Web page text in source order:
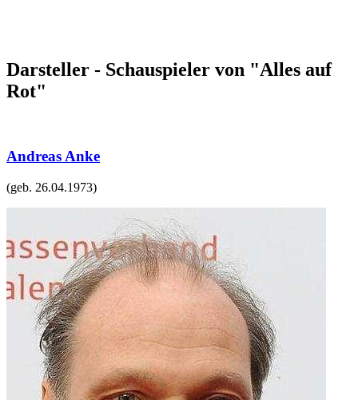
Darsteller - Schauspieler von "Alles auf
Rot"
Andreas Anke
(geb. 26.04.1973)